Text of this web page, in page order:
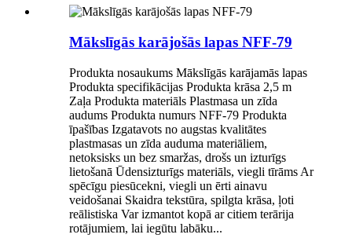
Mākslīgās karājošās lapas NFF-79
Produkta nosaukums Mākslīgās karājamās lapas
Produkta specifikācijas Produkta krāsa 2,5 m
Zaļa Produkta materiāls Plastmasa un zīda
audums Produkta numurs NFF-79 Produkta
īpašības Izgatavots no augstas kvalitātes
plastmasas un zīda auduma materiāliem,
netoksisks un bez smaržas, drošs un izturīgs
lietošanā Ūdensizturīgs materiāls, viegli tīrāms Ar
spēcīgu piesūcekni, viegli un ērti ainavu
veidošanai Skaidra tekstūra, spilgta krāsa, ļoti
reālistiska Var izmantot kopā ar citiem terārija
rotājumiem, lai iegūtu labāku...